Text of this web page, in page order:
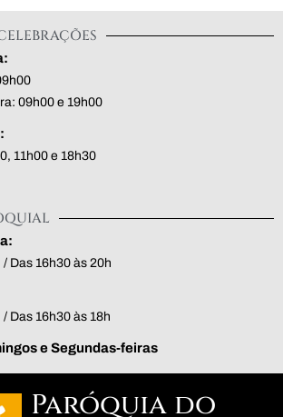
09h00 e 19h00
11h00 e 18h30
Das 16h30 às 20h
Das 16h30 às 18h
e Segundas-feiras
Paróquia do